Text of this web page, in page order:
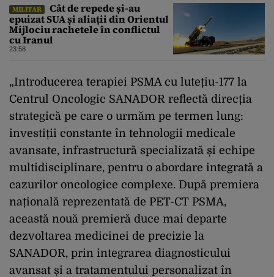
MILITAR
Cât de repede și-au
epuizat SUA și aliații din Orientul
Mijlociu rachetele în conflictul
cu Iranul
23:58
„Introducerea terapiei PSMA cu lutețiu-177 la
Centrul Oncologic SANADOR reflectă direcția
strategică pe care o urmăm pe termen lung:
investiții constante în tehnologii medicale
avansate, infrastructură specializată și echipe
multidisciplinare, pentru o abordare integrată a
cazurilor oncologice complexe. După premiera
națională reprezentată de PET-CT PSMA,
această nouă premieră duce mai departe
dezvoltarea medicinei de precizie la
SANADOR, prin integrarea diagnosticului
avansat și a tratamentului personalizat în